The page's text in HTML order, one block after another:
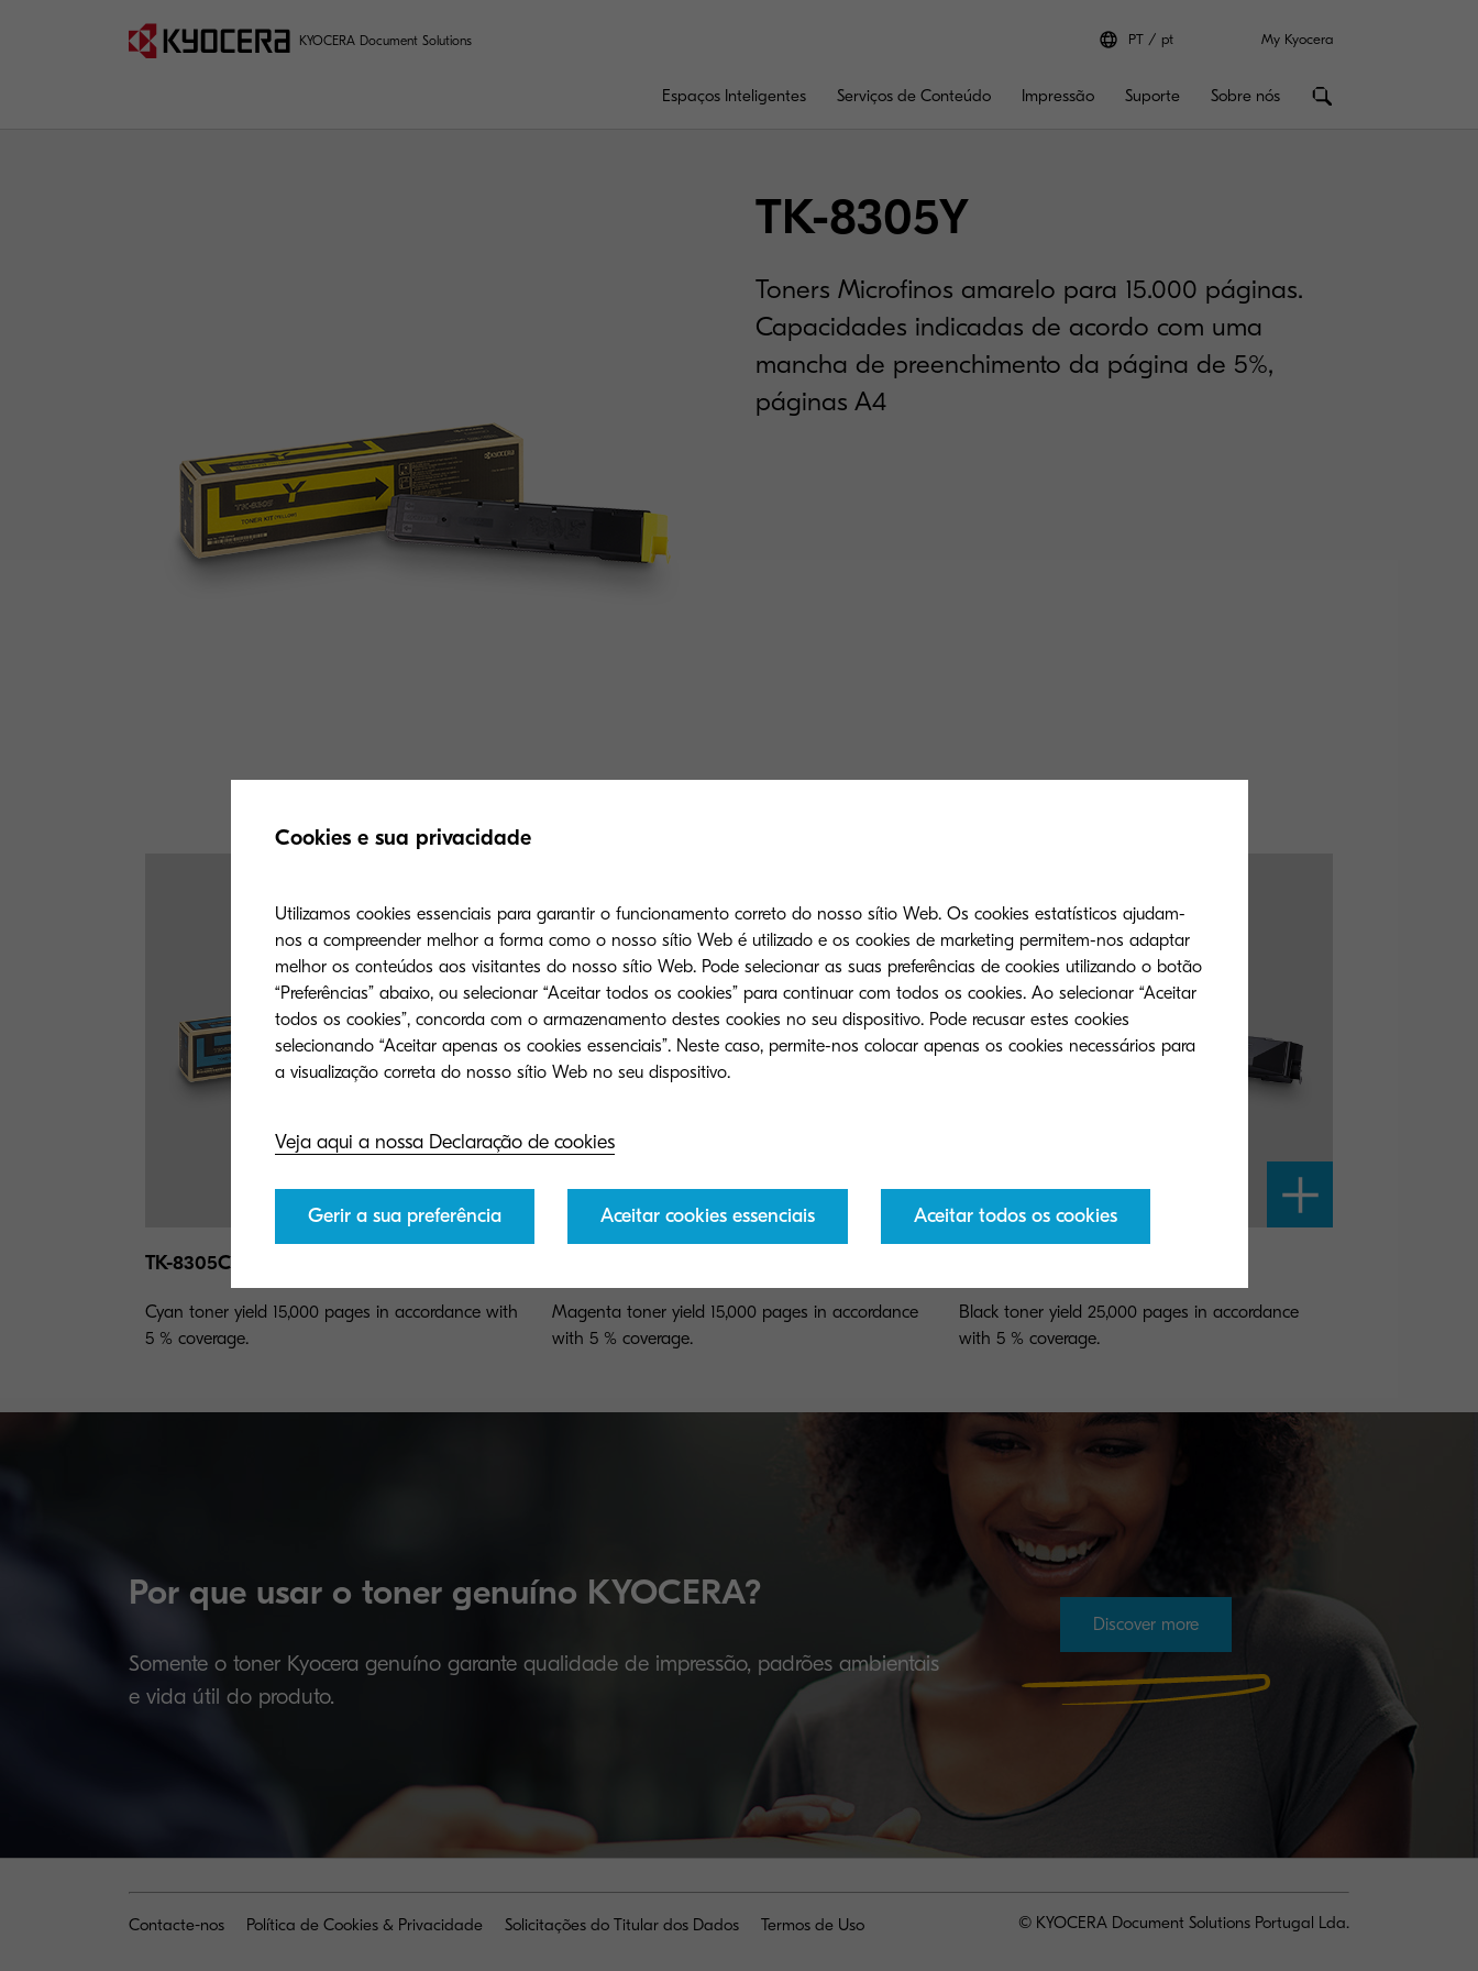
KYOCERA Document Solutions PT pt My Kyocera
Espaços Inteligentes Serviços de Conteúdo Impressão Suporte Sobre nós
TK-8305Y
Toners Microfinos amarelo para 15.000 páginas.
Capacidades indicadas de acordo com uma
mancha de preenchimento da página de 5%,
páginas A4
TK-8305C
Cyan toner yield 15,000 pages in accordance with
5 % coverage.
Magenta toner yield 15,000 pages in accordance
with 5 % coverage.
Black toner yield 25,000 pages in accordance
with 5 % coverage.
Por que usar o toner genuíno KYOCERA?
Somente o toner Kyocera genuíno garante qualidade de impressão, padrões ambientais
e vida útil do produto.
Discover more
Contacte-nos Política de Cookies & Privacidade Solicitações do Titular dos Dados Termos de Uso © KYOCERA Document Solutions Portugal Lda.
Cookies e sua privacidade
Utilizamos cookies essenciais para garantir o funcionamento correto do nosso sítio Web. Os cookies estatísticos ajudam-
nos a compreender melhor a forma como o nosso sítio Web é utilizado e os cookies de marketing permitem-nos adaptar
melhor os conteúdos aos visitantes do nosso sítio Web. Pode selecionar as suas preferências de cookies utilizando o botão
“Preferências” abaixo, ou selecionar “Aceitar todos os cookies” para continuar com todos os cookies. Ao selecionar “Aceitar
todos os cookies”, concorda com o armazenamento destes cookies no seu dispositivo. Pode recusar estes cookies
selecionando “Aceitar apenas os cookies essenciais”. Neste caso, permite-nos colocar apenas os cookies necessários para
a visualização correta do nosso sítio Web no seu dispositivo.
Veja aqui a nossa Declaração de cookies
Gerir a sua preferência Aceitar cookies essenciais Aceitar todos os cookies